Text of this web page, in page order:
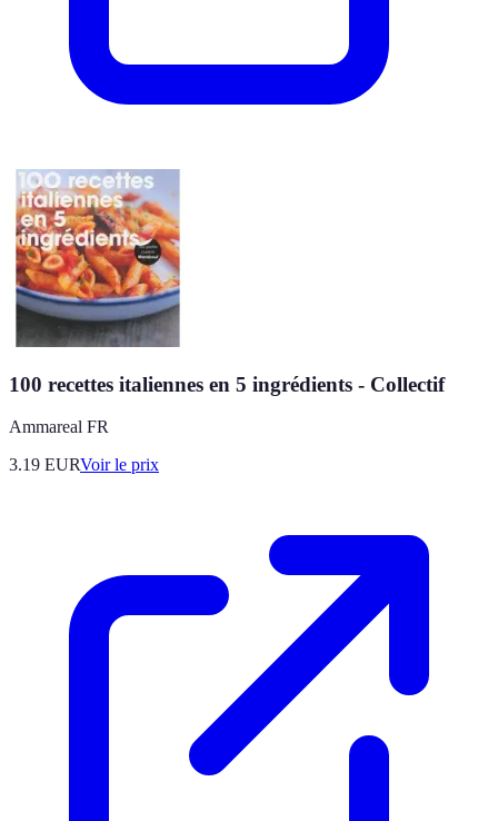
100 recettes italiennes en 5 ingrédients - Collectif
Ammareal FR
3.19 EURVoir le prix